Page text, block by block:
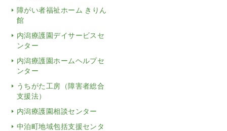
障がい者福祉ホーム きりん
館
内潟療護園デイサービスセ
ンター
内潟療護園ホームヘルプセ
ンター
うちがた工房（障害者総合
支援法）
内潟療護園相談センター
中泊町地域包括支援センタ